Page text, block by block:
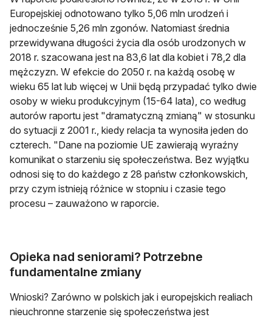
Europejskiej odnotowano tylko 5,06 mln urodzeń i
jednocześnie 5,26 mln zgonów. Natomiast średnia
przewidywana długości życia dla osób urodzonych w
2018 r. szacowana jest na 83,6 lat dla kobiet i 78,2 dla
mężczyzn. W efekcie do 2050 r. na każdą osobę w
wieku 65 lat lub więcej w Unii będą przypadać tylko dwie
osoby w wieku produkcyjnym (15-64 lata), co według
autorów raportu jest "dramatyczną zmianą" w stosunku
do sytuacji z 2001 r., kiedy relacja ta wynosiła jeden do
czterech. "Dane na poziomie UE zawierają wyraźny
komunikat o starzeniu się społeczeństwa. Bez wyjątku
odnosi się to do każdego z 28 państw członkowskich,
przy czym istnieją różnice w stopniu i czasie tego
procesu – zauważono w raporcie.
Opieka nad seniorami? Potrzebne
fundamentalne zmiany
Wnioski? Zarówno w polskich jak i europejskich realiach
nieuchronne starzenie się społeczeństwa jest